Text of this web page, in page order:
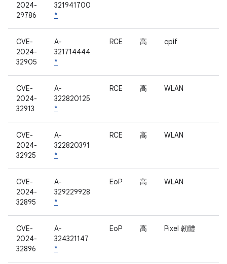
2024-
29786
321941700
*
CVE-
2024-
32905
A-
321714444
*
RCE 高 cpif
CVE-
2024-
32913
A-
322820125
*
RCE 高 WLAN
CVE-
2024-
32925
A-
322820391
*
RCE 高 WLAN
CVE-
2024-
32895
A-
329229928
*
EoP 高 WLAN
CVE-
2024-
32896
A-
324321147
*
EoP 高 Pixel 韌體